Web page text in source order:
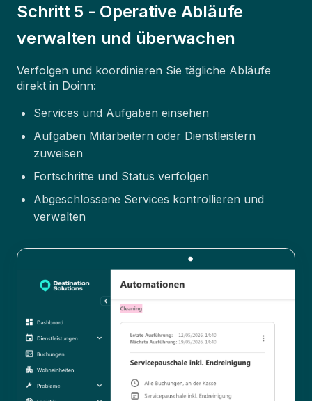
Schritt 5 - Operative Abläufe
verwalten und überwachen
Verfolgen und koordinieren Sie tägliche Abläufe
direkt in Doinn:
Services und Aufgaben einsehen
Aufgaben Mitarbeitern oder Dienstleistern
zuweisen
Fortschritte und Status verfolgen
Abgeschlossene Services kontrollieren und
verwalten